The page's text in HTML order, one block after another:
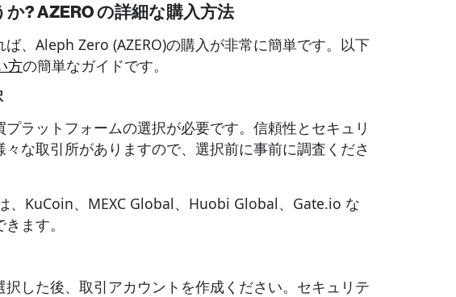
? AZERO の詳細な購入方法
、Aleph Zero (AZERO)の購入が非常に簡単です。以下
方の簡単なガイドです。
プラットフォームの選択が必要です。信頼性とセキュリ
な取引所がありますので、選択前に事前に調査くださ
、KuCoin、MEXC Global、Huobi Global、Gate.io な
ます。
択した後、取引アカウントを作成ください。セキュリテ